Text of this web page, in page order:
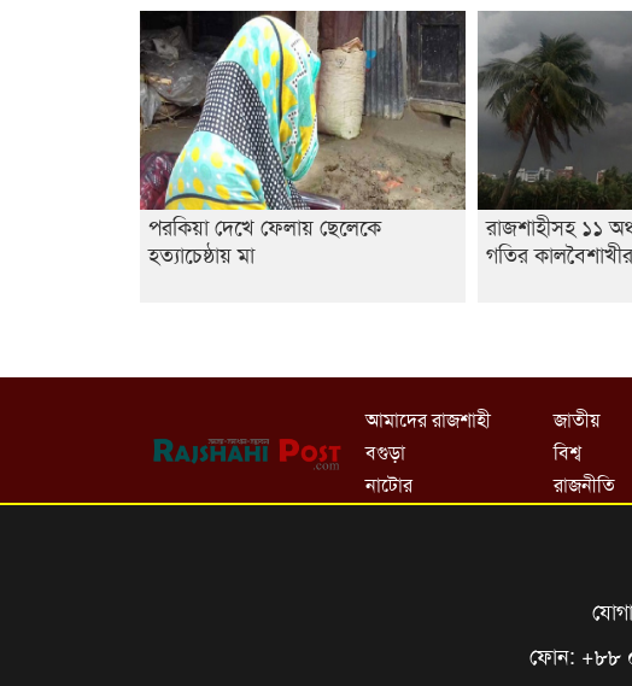
পরকিয়া দেখে ফেলায় ছেলেকে
হত্যাচেষ্ঠায় মা
রাজশাহীসহ ১১
গতির
আমাদের রাজশাহী
বগুড়া
নাটোর
জাতীয়
বিশ্ব
রাজনীতি
ফোন: +৮৮